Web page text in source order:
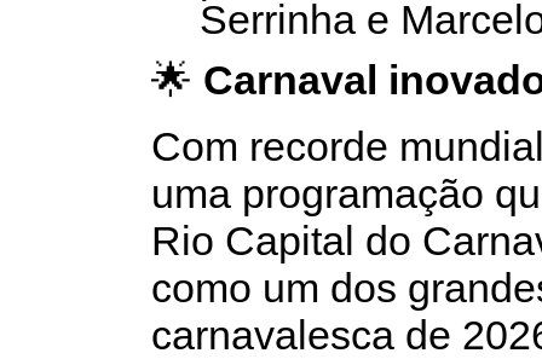
Serrinha e
🌟 Carnaval
Com recorde
uma programação
Rio Capital do
como um dos
carnavalesca de